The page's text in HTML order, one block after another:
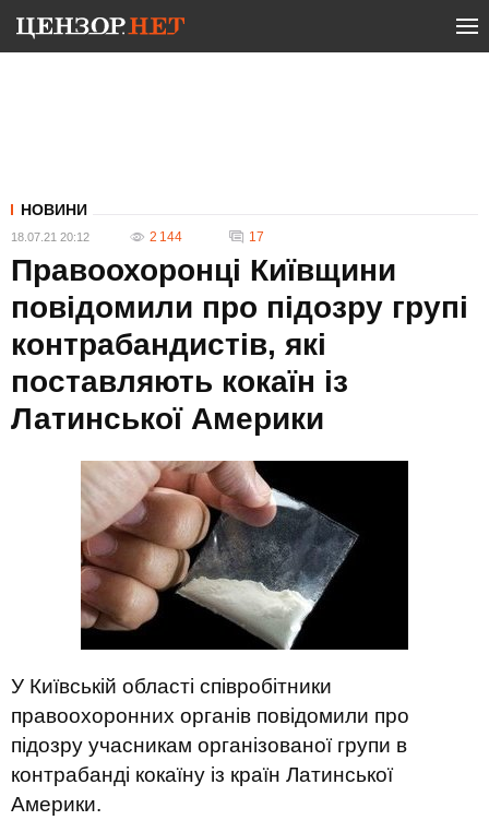
НОВИНИ
18.07.21 20:12 2 144 17
Правоохоронці Київщини
повідомили про підозру групі
контрабандистів, які
поставляють кокаїн із
Латинської Америки
У Київській області співробітники
правоохоронних органів повідомили про
підозру учасникам організованої групи в
контрабанді кокаїну із країн Латинської
Америки.